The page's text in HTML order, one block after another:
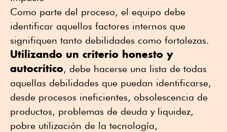
Como parte del proceso, el equipo debe
identificar aquellos factores internos que
signifiquen tanto debilidades como fortalezas.
Utilizando un criterio honesto y
autocrítico, debe hacerse una lista de todas
aquellas debilidades que puedan identificarse,
desde procesos ineficientes, obsolescencia de
productos, problemas de deuda y liquidez,
pobre utilización de la tecnología,